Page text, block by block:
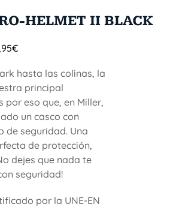
HELMET II BLACK
€
hasta las colinas, la
principal
por eso que, en Miller,
un casco con
de seguridad. Una
de protección,
dejes que nada te
seguridad!
por la UNE-EN